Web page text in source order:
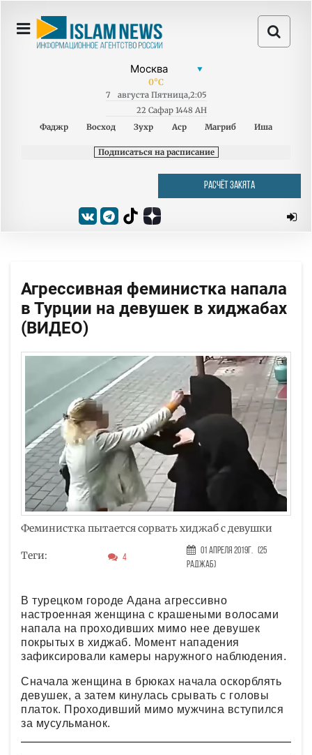
0°C
7 августа Пятница,2:05
22 Сафар 1448 AH
Фаджр
Восход Зухр Аср Магриб Иша
Подписаться на расписание
РАСЧЁТ ЗАКЯТА
Агрессивная феминистка напала
в Турции на девушек в хиджабах
(ВИДЕО)
Феминистка пытается сорвать хиджаб с девушки
Теги: 4
01 Апреля 2019г. (25
Раджаб)
В турецком городе Адана агрессивно
настроенная женщина с крашеными волосами
напала на проходивших мимо нее девушек
покрытых в хиджаб. Момент нападения
зафиксировали камеры наружного наблюдения.
Сначала женщина в брюках начала оскорблять
девушек, а затем кинулась срывать с головы
платок. Проходивший мимо мужчина вступился
за мусульманок.